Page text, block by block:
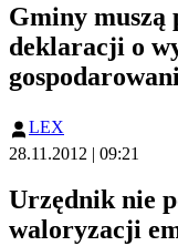
Gminy muszą
deklaracji o
LEX
28.11.2012 | 09:21
Urzędnik nie
waloryzacji